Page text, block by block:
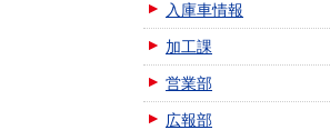
入庫車情報
加工課
営業部
広報部